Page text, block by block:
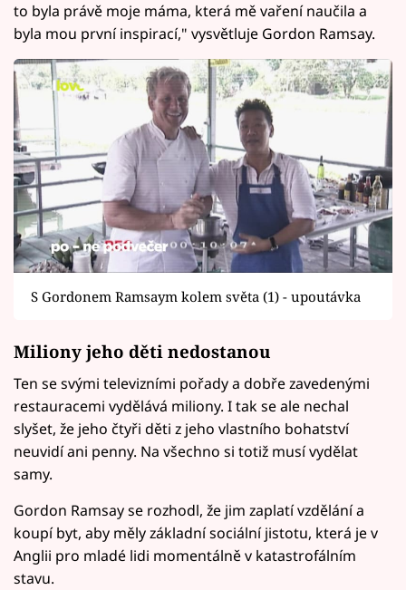
to byla právě moje máma, která mě vaření naučila a
byla mou první inspirací," vysvětluje Gordon Ramsay.
S Gordonem Ramsaym kolem světa (1) - upoutávka
Miliony jeho děti nedostanou
Ten se svými televizními pořady a dobře zavedenými
restauracemi vydělává miliony. I tak se ale nechal
slyšet, že jeho čtyři děti z jeho vlastního bohatství
neuvidí ani penny. Na všechno si totiž musí vydělat
samy.
Gordon Ramsay se rozhodl, že jim zaplatí vzdělání a
koupí byt, aby měly základní sociální jistotu, která je v
Anglii pro mladé lidi momentálně v katastrofálním
stavu.